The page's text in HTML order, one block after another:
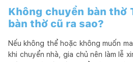
Không chuyển bàn thờ
bàn thờ cũ ra sao?
Nếu không thể hoặc không muốn
khi chuyển nhà, gia chủ nên làm lễ